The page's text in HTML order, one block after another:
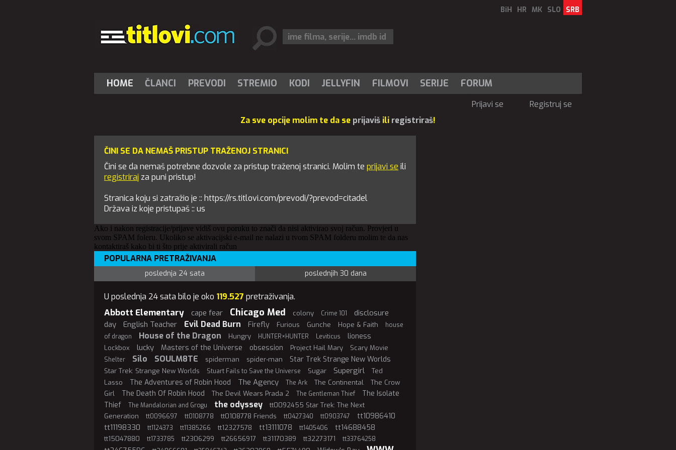
BiH HR MK SLO SRB
HOME ČLANCI PREVODI STREMIO KODI JELLYFIN FILMOVI SERIJE FORUM
Prijavi se
Registruj se
Za sve opcije molim te da se prijaviš ili registriraš!
ČINI SE DA NEMAŠ PRISTUP TRAŽENOJ STRANICI
Čini se da nemaš potrebne dozvole za pristup traženoj stranici. Molim te prijavi se ili
registriraj za puni pristup!
Stranica koju si zatražio je :: https://rs.titlovi.com/prevodi/?prevod=citadel
Država iz koje pristupaš :: us
Ako i nakon registracije/prijave vidiš ovu poruku to znači da nisi aktivirao svoj račun. Provjeri u
svom SPAM foleru. Ukoliko se aktivacijski e-mail ne nalazi u tvom SPAM folderu molim te da nas
kontaktiraš kako bi ti što prije aktivirali račun
POPULARNA PRETRAŽIVANJA
poslednja 24 sata poslednjih 30 dana
U poslednja 24 sata bilo je oko 119.527 pretraživanja.
Abbott Elementary cape fear Chicago Med colony Crime 101
disclosure
day
English Teacher Evil Dead Burn Firefly Furious Gunche Hope & Faith
house
of dragon
House of the Dragon Hungry HUNTER×HUNTER Leviticus lioness
Lockbox lucky Masters of the Universe obsession Project Hail Mary Scary Movie
Shelter Silo SOULM8TE spiderman spider-man Star Trek Strange New Worlds
Star Trek: Strange New Worlds Stuart Fails to Save the Universe Sugar Supergirl
Ted
Lasso
The Adventures of Robin Hood The Agency The Ark The Continental
The Crow
Girl
The Death Of Robin Hood The Devil Wears Prada 2 The Gentleman Thief
The Isolate
Thief
The Mandalorian and Grogu the odyssey
tt0092455 Star Trek: The Next
Generation
tt0096697 tt0108778 tt0108778 Friends tt0427340 tt0903747 tt10986410
tt11198330 tt1124373 tt11385266 tt12327578 tt13111078 tt1405406 tt14688458
tt15047880 tt1733785 tt2306299 tt26656917 tt31170389 tt32273171 tt33764258